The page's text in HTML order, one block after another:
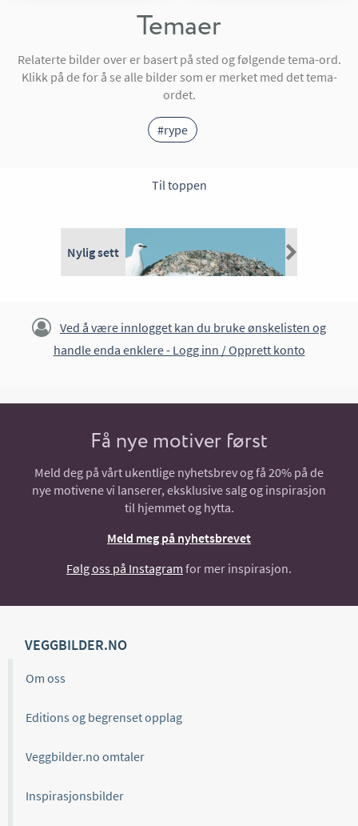
Temaer
Relaterte bilder over er basert på sted og følgende tema-ord.
Klikk på de for å se alle bilder som er merket med det tema-
ordet.
#rype
Til toppen
Nylig sett
Ved å være innlogget kan du bruke ønskelisten og
handle enda enklere - Logg inn / Opprett konto
Få nye motiver først
Meld deg på vårt ukentlige nyhetsbrev og få 20% på de
nye motivene vi lanserer, eksklusive salg og inspirasjon
til hjemmet og hytta.
Meld meg på nyhetsbrevet
Følg oss på Instagram for mer inspirasjon.
VEGGBILDER.NO
Om oss
Editions og begrenset opplag
Veggbilder.no omtaler
Inspirasjonsbilder